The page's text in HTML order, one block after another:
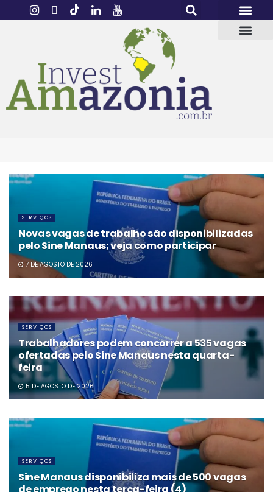
SERVIÇOS
Novas vagas de trabalho são disponibilizadas
pelo Sine Manaus; veja como participar
7 DE AGOSTO DE 2026
SERVIÇOS
Trabalhadores podem concorrer a 535 vagas
ofertadas pelo Sine Manaus nesta quarta-
feira
5 DE AGOSTO DE 2026
SERVIÇOS
Sine Manaus disponibiliza mais de 500 vagas